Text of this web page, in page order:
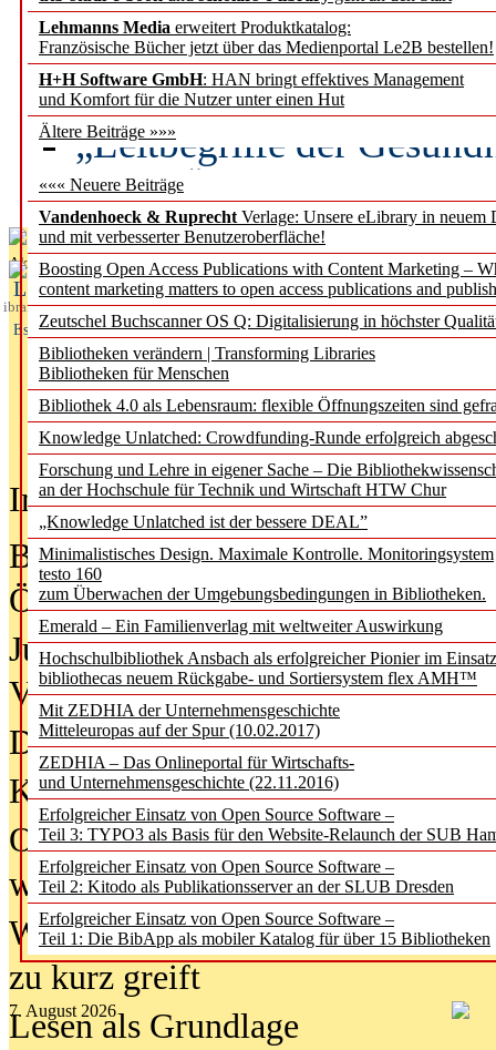
Lehmanns Media erweitert Produktkatalog:
Französische Bücher jetzt über das Medienportal Le2B bestellen!
H+H Software GmbH: HAN bringt effektives Management
und Komfort für die Nutzer unter einen Hut
Ältere Beiträge »»»
««« Neuere Beiträge
Vandenhoeck & Ruprecht Verlage: Unsere eLibrary in neuem
und mit verbesserter Benutzeroberfläche!
Boosting Open Access Publications with Content Marketing –
content marketing matters to open access publications and
Zeutschel Buchscanner OS Q: Digitalisierung in höchster
Bibliotheken verändern | Transforming Libraries
Bibliotheken für Menschen
Bibliothek 4.0 als Lebensraum: flexible Öffnungszeiten sind
Knowledge Unlatched: Crowdfunding-Runde erfolgreich
Forschung und Lehre in eigener Sache – Die
an der Hochschule für Technik und Wirtschaft HTW Chur
„Knowledge Unlatched ist der bessere DEAL”
Minimalistisches Design. Maximale Kontrolle. Monitoringsystem
testo 160
zum Überwachen der Umgebungsbedingungen in Bibliotheken.
Emerald – Ein Familienverlag mit weltweiter Auswirkung
Hochschulbibliothek Ansbach als erfolgreicher Pionier im
bibliothecas neuem Rückgabe- und Sortiersystem flex AMH™
Mit ZEDHIA der Unternehmensgeschichte
Mitteleuropas auf der Spur (10.02.2017)
ZEDHIA – Das Onlineportal für Wirtschafts-
und Unternehmensgeschichte (22.11.2016)
Erfolgreicher Einsatz von Open Source Software –
Teil 3: TYPO3 als Basis für den Website-Relaunch der SUB
Erfolgreicher Einsatz von Open Source Software –
Teil 2: Kitodo als Publikationsserver an der SLUB Dresden
Erfolgreicher Einsatz von Open Source Software –
Teil 1: Die BibApp als mobiler Katalog für über 15 Bibliotheken
7. August 2026
Künstliche Intelligenz
besser zu verstehen
„Leitbegriffe der
des BIÖG erscheinen
Aktuelles aus
L
ibrary
Essentials
In der Ausgabe05/2026(Juni/Juli
Bürgerforum fordert mehr
Öffentlichkeit
Jugendliche wollen besseren
Verbote
Digitale Langzeit­archi­vierung
KI-Chatbots werden Teil der
Offene Infrastrukturen für
wissenschaftliche
Warum die Debatte über KI-Texte
zu kurz greift
Lesen als Grundlage